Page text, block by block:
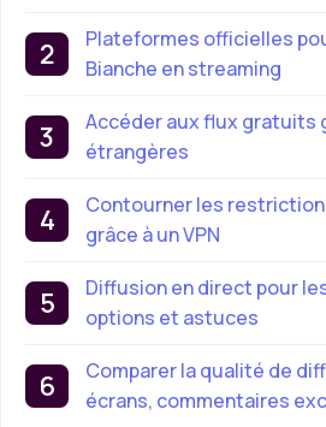
Plateformes officielles
Bianche en streaming
Accéder aux flux gratuits
étrangères
Contourner les
grâce à un VPN
Diffusion en direct pour
options et astuces
Comparer la qualité de
écrans, commentaires